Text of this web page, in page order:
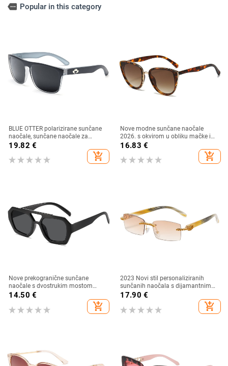
more Popular in this category
BLUE OTTER polarizirane sunčane
naočale, sunčane naočale za
sportove na otvorenom, sunčane
naočale za plažu, naočale za
ribolov, sunčane naočale za vožnju,
19.82 €
add_shopping_cart
Nove modne sunčane naočale
2026. s okvirom u obliku mačke i
zlatnim rubom - moderne,
16.83 €
add_shopping_cart
Nove prekogranične sunčane
naočale s dvostrukim mostom
nepravilnog oblika, europski i
američki stil, popularne, moderne
sunčane naočale, jedinstvene
14.50 €
add_shopping_cart
2023 Novi stil personaliziranih
sunčanih naočala s dijamantnim
umetkom, moderne i četvrtaste
naočale s dijamantnim rezom, hip
hop sunčane naočale u uličnom
17.90 €
add_shopping_cart